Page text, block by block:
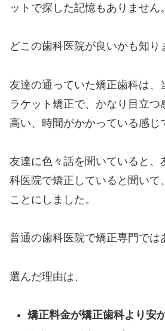
ットで探した記憶もありません。
どこの歯科医院が良いかも知り
友達の通っていた矯正歯科は、
ラケット矯正で、かなり目立つ
高い、時間がかかっている感じ
友達に色々話を聞いていると、
科医院で矯正していると聞いて
ことにしました。
普通の歯科医院で矯正専門では
選んだ理由は、
矯正料金が矯正歯科より安か